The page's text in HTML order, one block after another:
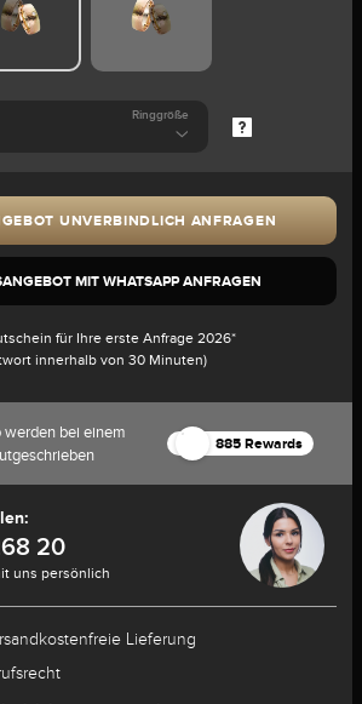
Ringgröße
UNVERBINDLICH ANFRAGEN
MIT WHATSAPP ANFRAGEN
für Ihre erste Anfrage 2026*
innerhalb von 30 Minuten)
bei einem
885 Rewards
20
uns persönlich
Lieferung